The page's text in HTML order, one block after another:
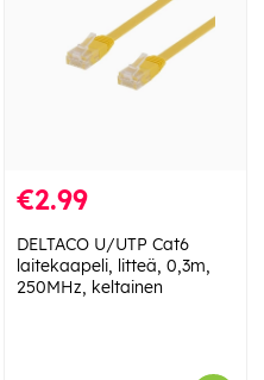
€2.99
DELTACO U/UTP Cat6
laitekaapeli, litteä, 0,3m,
250MHz, keltainen